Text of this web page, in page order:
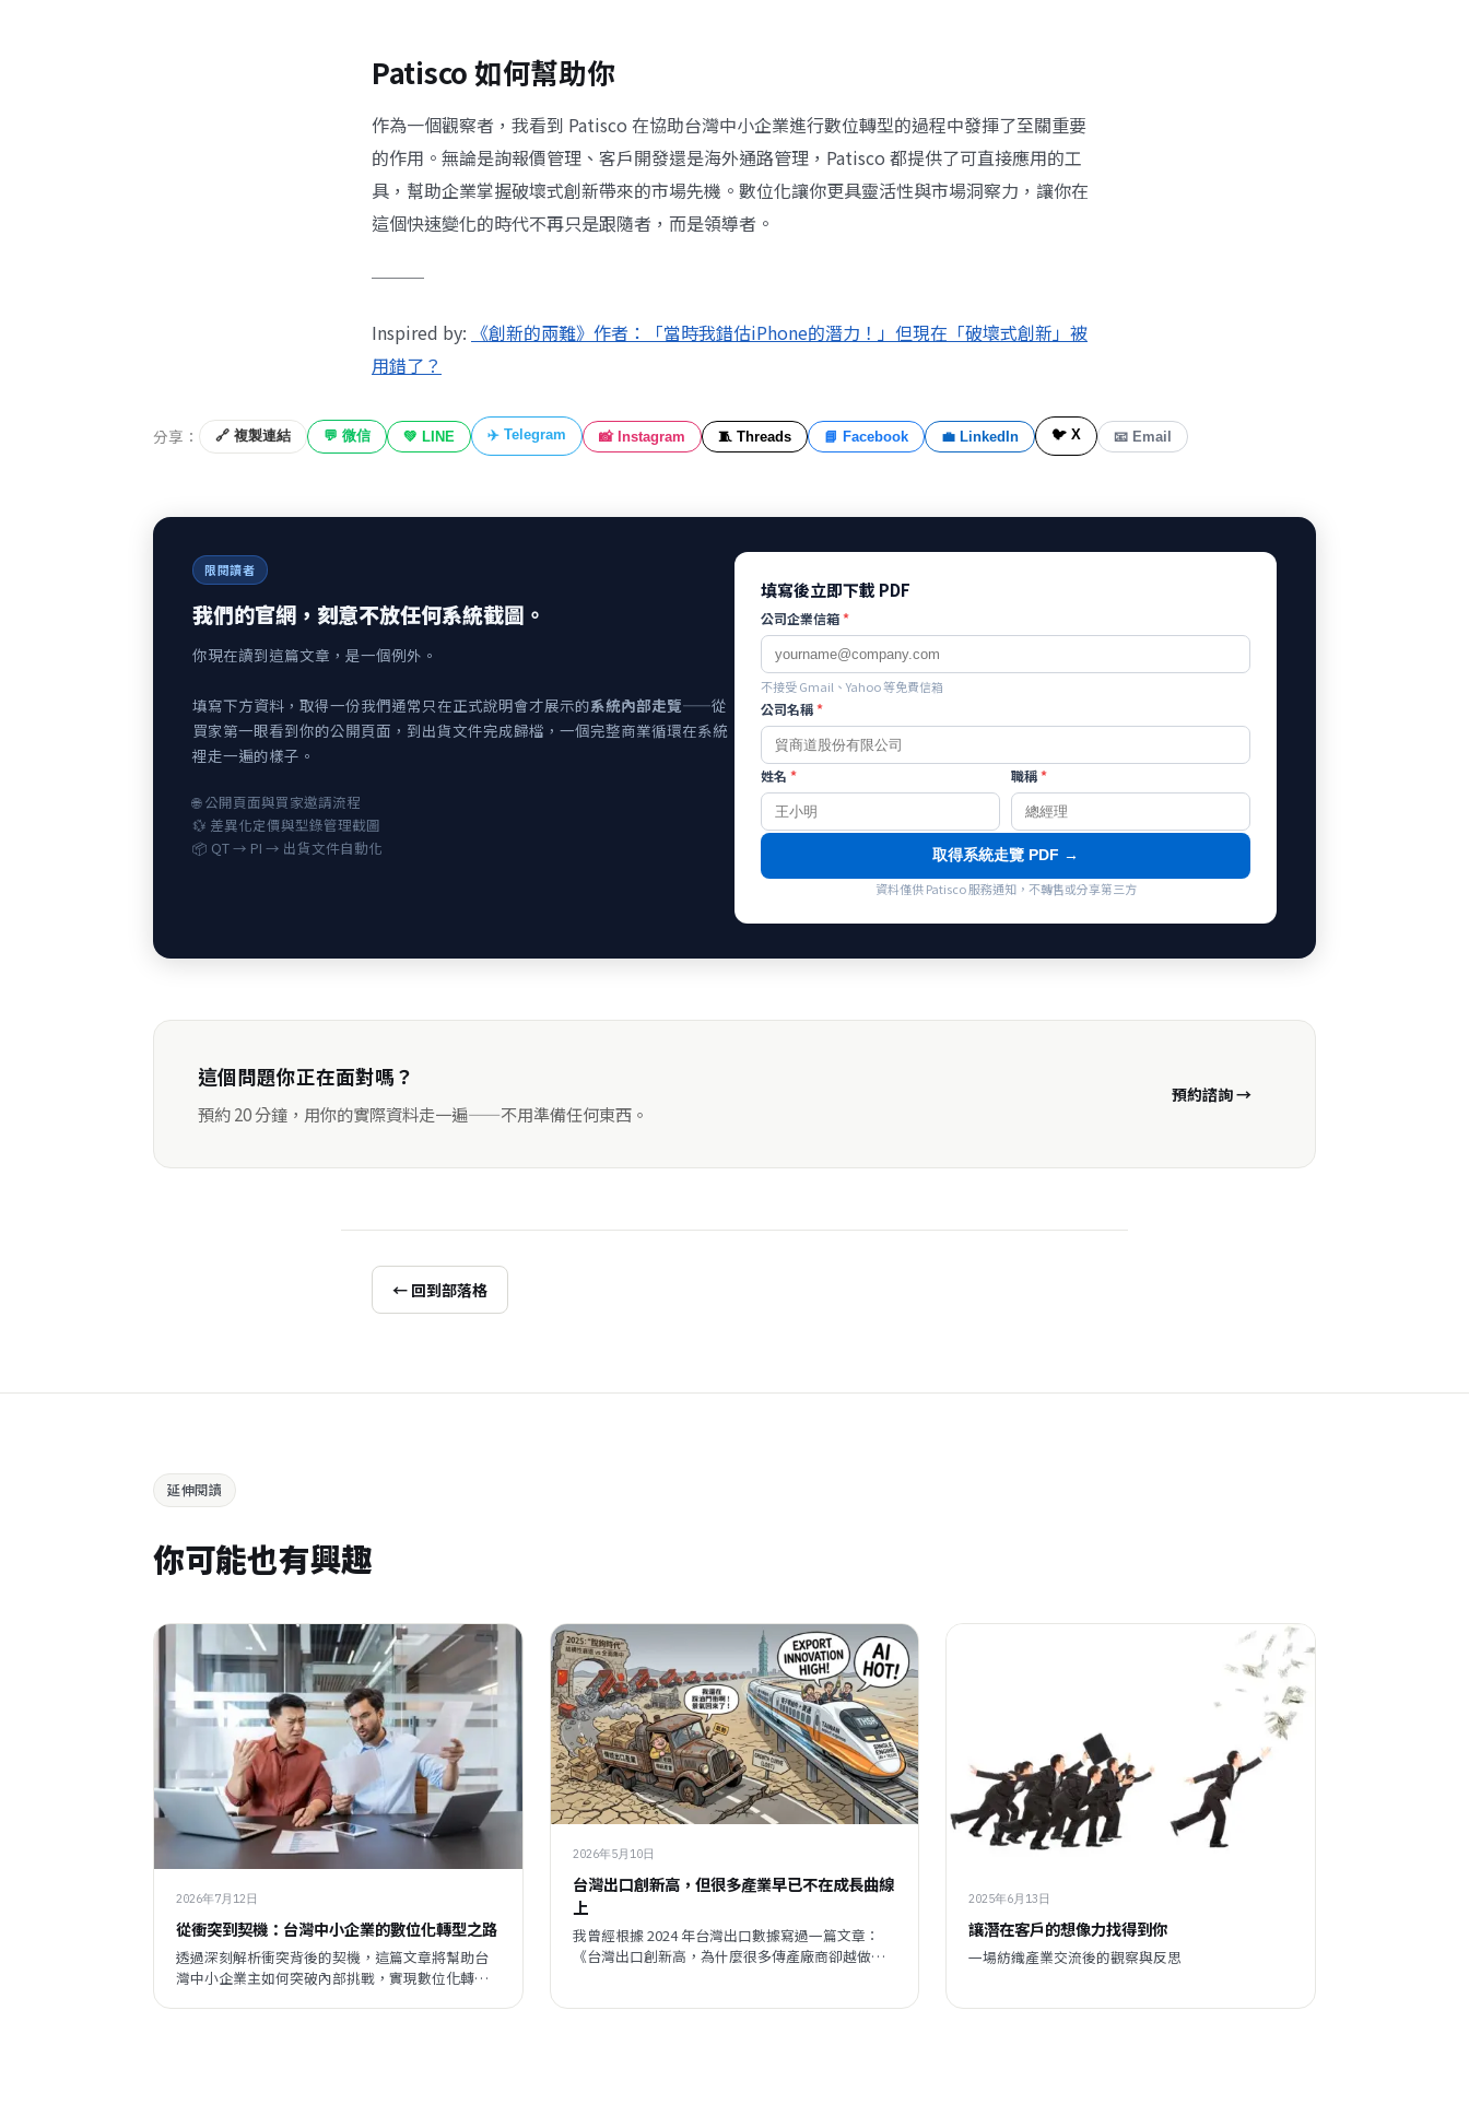
Patisco 如何幫助你
作為一個觀察者，我看到 Patisco 在協助台灣中小企業進行數位轉型的過程中發揮了至關重要
的作用。無論是詢報價管理、客戶開發還是海外通路管理，Patisco 都提供了可直接應用的工
具，幫助企業掌握破壞式創新帶來的市場先機。數位化讓你更具靈活性與市場洞察力，讓你在
這個快速變化的時代不再只是跟隨者，而是領導者。
───
Inspired by: 《創新的兩難》作者：「當時我錯估iPhone的潛力！」但現在「破壞式創新」被
用錯了？
分享： 🔗 複製連結 💬 微信 💚 LINE ✈️ Telegram 📸 Instagram 🧵 Threads 📘 Facebook 💼 LinkedIn 🐦 X 📧 Email
限閱讀者
我們的官網，刻意不放任何系統截圖。
你現在讀到這篇文章，是一個例外。
填寫下方資料，取得一份我們通常只在正式說明會才展示的系統內部走覽——從
買家第一眼看到你的公開頁面，到出貨文件完成歸檔，一個完整商業循環在系統
裡走一遍的樣子。
🌐 公開頁面與買家邀請流程
💱 差異化定價與型錄管理截圖
📦 QT → PI → 出貨文件自動化
填寫後立即下載 PDF
公司企業信箱*
不接受 Gmail、Yahoo 等免費信箱
公司名稱*
姓名 * 職稱*
取得系統走覽 PDF →
資料僅供 Patisco 服務通知，不轉售或分享第三方
這個問題你正在面對嗎？
預約 20 分鐘，用你的實際資料走一遍——不用準備任何東西。
預約諮詢 →
← 回到部落格
延伸閱讀
你可能也有興趣
2026年7月12日
從衝突到契機：台灣中小企業的數位化轉型之路
透過深刻解析衝突背後的契機，這篇文章將幫助台
灣中小企業主如何突破內部挑戰，實現數位化轉
2026年5月10日
台灣出口創新高，但很多產業早已不在成長曲線
上
我曾經根據 2024 年台灣出口數據寫過一篇文章：
《台灣出口創新高，為什麼很多傳產廠商卻越做越
2025年6月13日
讓潛在客戶的想像力找得到你
一場紡織產業交流後的觀察與反思